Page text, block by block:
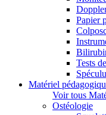
Papier
Tests
Matériel
Voir tous
Ostéologie